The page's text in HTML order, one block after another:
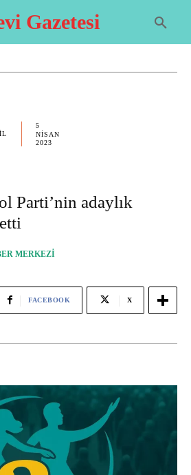
Gazetesi
5
NISAN
2023
Parti’nin adaylık
MERKEZI
FACEBOOK X